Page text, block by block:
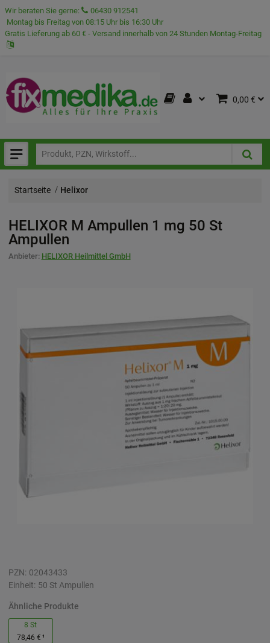
Wir beraten Sie gerne:
06430 912541
Montag bis Freitag von 08:15 Uhr bis 16:30 Uhr
Gratis Lieferung ab 60 € - Versand innerhalb von 24 Stunden Montag-Freitag
0,00 €
Startseite Helixor
HELIXOR M Ampullen 1 mg 50 St
Ampullen
Anbieter: HELIXOR Heilmittel GmbH
PZN: 02043433
Einheit: 50 St Ampullen
Ähnliche Produkte
8 St
78,46 € ¹